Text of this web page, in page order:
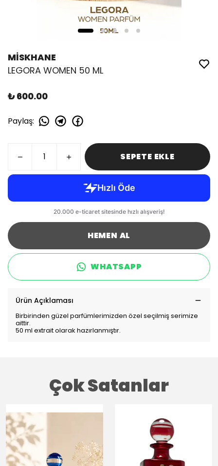
MİSKHANE
LEGORA WOMEN 50 ML
₺ 600.00
Paylaş:
SEPETE EKLE
HEMEN AL
WHATSAPP
Ürün Açıklaması
Birbirinden güzel parfümlerimizden özel seçilmiş serimize
aittir.
50 ml extrait olarak hazırlanmıştır.
Çok Satanlar